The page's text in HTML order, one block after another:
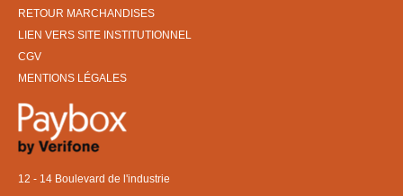
RETOUR MARCHANDISES
LIEN VERS SITE INSTITUTIONNEL
CGV
MENTIONS LÉGALES
12 - 14 Boulevard de l'industrie